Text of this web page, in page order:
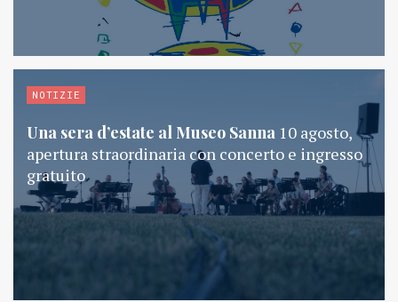
NOTIZIE
Una sera d’estate al Museo Sanna 10 agosto,
apertura straordinaria con concerto e ingresso
gratuito